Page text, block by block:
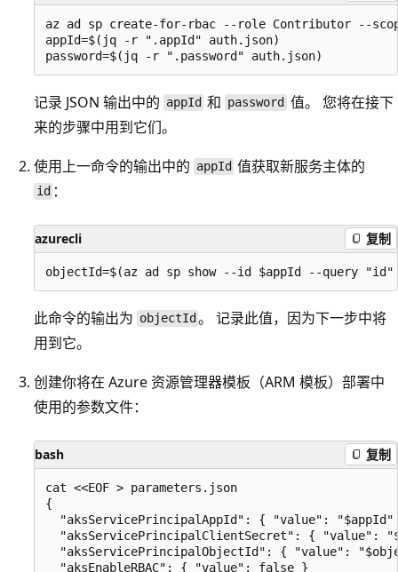
az ad sp create-for-rbac --role Contributor --
appId=$(jq -r ".appId" auth.json)
记录 JSON 输出中的 appId 和 password 值。 您将在接下
来的步骤中用到它们。
使用上一命令的输出中的 appId 值获取新服务主体的
id ：
azurecli 复制
此命令的输出为 objectId 。 记录此值，因为下一步中将
用到它。
创建你将在 Azure 资源管理器模板（ARM 模板）部署中
使用的参数文件：
bash 复制
cat <<EOF > parameters.json
{
"aksServicePrincipalAppId": { "value": "$appId"
"aksServicePrincipalClientSecret": { "value":
"aksServicePrincipalObjectId": { "value":
  "aksEnableRBAC": { "value": false }